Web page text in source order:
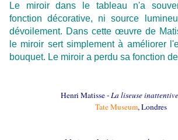
Le miroir dans le tableau n'a
fonction décorative, ni source
dévoilement. Dans cette œuvre de
le miroir sert simplement à améliorer
bouquet. Le miroir a perdu sa fonction
Henri Matisse -La liseuse
Tate Museum, Londres